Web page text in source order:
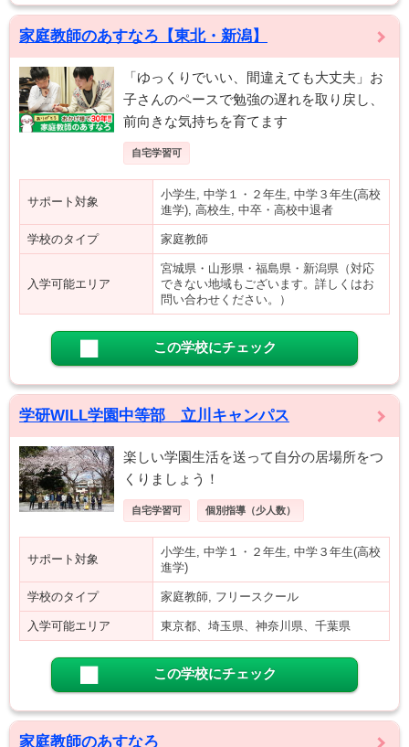
家庭教師のあすなろ【東北・新潟】
「ゆっくりでいい、間違えても大丈夫」お
子さんのペースで勉強の遅れを取り戻し、
前向きな気持ちを育てます
自宅学習可
サポート対象
小学生, 中学１・２年生, 中学３年生(高校
進学), 高校生, 中卒・高校中退者
学校のタイプ 家庭教師
入学可能エリア
宮城県・山形県・福島県・新潟県（対応
できない地域もございます。詳しくはお
問い合わせください。）
この学校にチェック
学研WILL学園中等部 立川キャンパス
楽しい学園生活を送って自分の居場所をつ
くりましょう！
自宅学習可 個別指導（少人数）
サポート対象
小学生, 中学１・２年生, 中学３年生(高校
進学)
学校のタイプ 家庭教師, フリースクール
入学可能エリア 東京都、埼玉県、神奈川県、千葉県
この学校にチェック
家庭教師のあすなろ